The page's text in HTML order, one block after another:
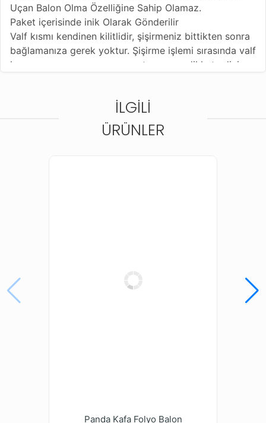
Uçan Balon Olma Özelliğine Sahip Olamaz.
Paket içerisinde inik Olarak Gönderilir
Valf kısmı kendinen kilitlidir, şişirmeniz bittikten sonra
bağlamanıza gerek yoktur. Şişirme işlemi sırasında valf
kısmına zarar vermemeye, yırtmamaya dikkat ediniz .
İLGILI
ÜRÜNLER
Panda Kafa Folyo Balon